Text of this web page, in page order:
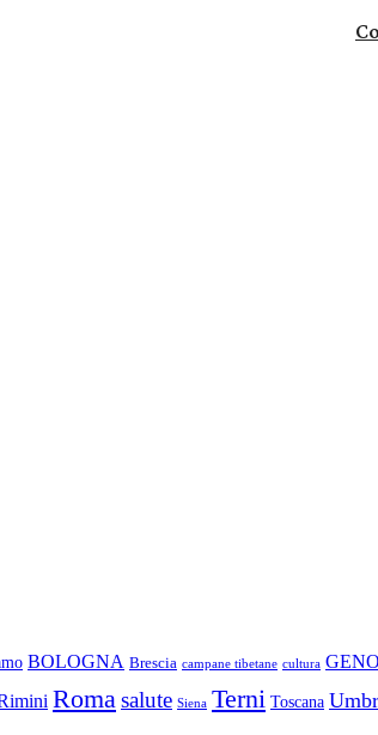
BOLOGNA Brescia campane tibetane cultura
Roma salute Siena Terni Toscana